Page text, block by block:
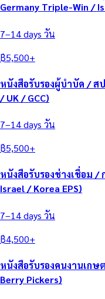
Germany Triple-Win /
7–14 days วัน
฿5,500+
หนังสือรับรองผู้บำบัด / ส
/ UK / GCC)
7–14 days วัน
฿5,500+
หนังสือรับรองช่างเชื่อม /
Israel / Korea EPS)
7–14 days วัน
฿4,500+
หนังสือรับรองคนงานเกษ
Berry Pickers)